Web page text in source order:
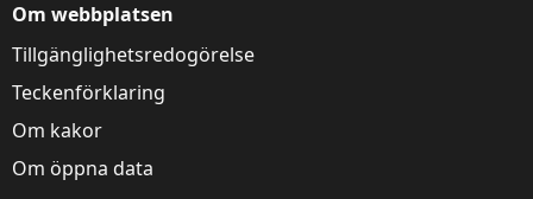
Om webbplatsen
Tillgänglighetsredogörelse
Teckenförklaring
Om kakor
Om öppna data